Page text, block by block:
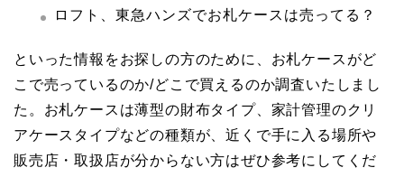
ロフト、東急ハンズでお札ケースは売ってる？
といった情報をお探しの方のために、お札ケースがど
こで売っているのか/どこで買えるのか調査いたしまし
た。お札ケースは薄型の財布タイプ、家計管理のクリ
アケースタイプなどの種類が、近くで手に入る場所や
販売店・取扱店が分からない方はぜひ参考にしてくだ